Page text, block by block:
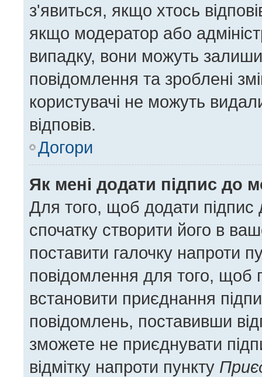
з'явиться, якщо хтось
якщо модератор або
випадку, вони можуть
повідомлення та зроблені
користувачі не можуть
відповів.
Догори
Як мені додати підпис до
Для того, щоб додати
спочатку створити його в
поставити галочку напроти
повідомлення для того, щоб
встановити приєднання
повідомлень, поставивши
зможете не приєднувати
відмітку напроти пункту